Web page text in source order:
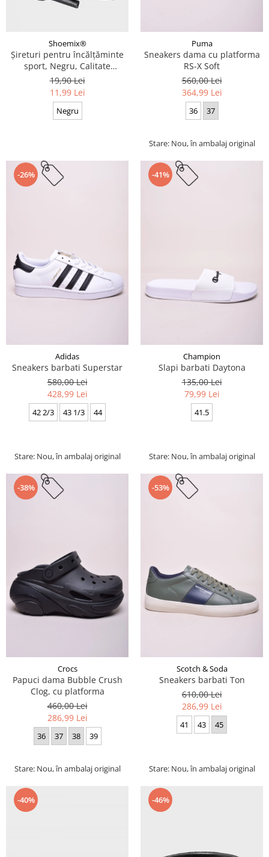
Shoemix®
Șireturi pentru încălțăminte
sport, Negru, Calitate
premium, 110 cm x 0.8 cm
19,90 Lei
11,99 Lei
Negru
Puma
Sneakers dama cu platforma
RS-X Soft
560,00 Lei
364,99 Lei
36 37
Stare: Nou, în ambalaj original
-26%
Adidas
Sneakers barbati Superstar
580,00 Lei
428,99 Lei
42 2/3 43 1/3 44
Stare: Nou, în ambalaj original
-41%
Champion
Slapi barbati Daytona
135,00 Lei
79,99 Lei
41.5
Stare: Nou, în ambalaj original
-38%
Crocs
Papuci dama Bubble Crush
Clog, cu platforma
460,00 Lei
286,99 Lei
36 37 38 39
Stare: Nou, în ambalaj original
-53%
Scotch & Soda
Sneakers barbati Ton
610,00 Lei
286,99 Lei
41 43 45
Stare: Nou, în ambalaj original
-40% -46%